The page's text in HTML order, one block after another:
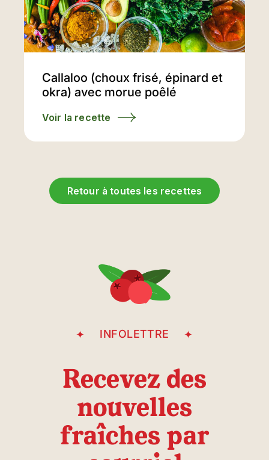
Callaloo (choux frisé, épinard et
okra) avec morue poêlé
Voir la recette
Retour à toutes les recettes
INFOLETTRE
Recevez des
nouvelles
fraîches par